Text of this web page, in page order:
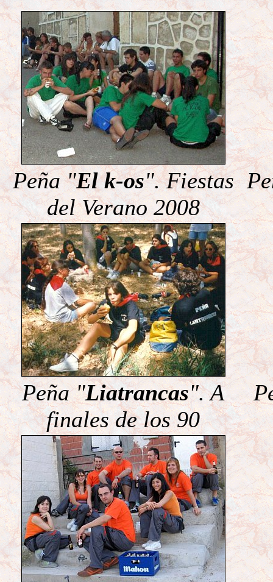
Peña "El k-os". Fiestas
del Verano 2008
Peña "Liatrancas". A
finales de los 90